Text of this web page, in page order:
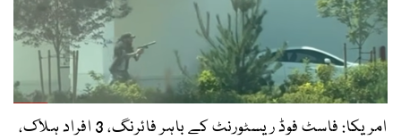
امریکا: فاسٹ فوڈ ریسٹورنٹ کے باہر فائرنگ، 3 افراد ہلاک،